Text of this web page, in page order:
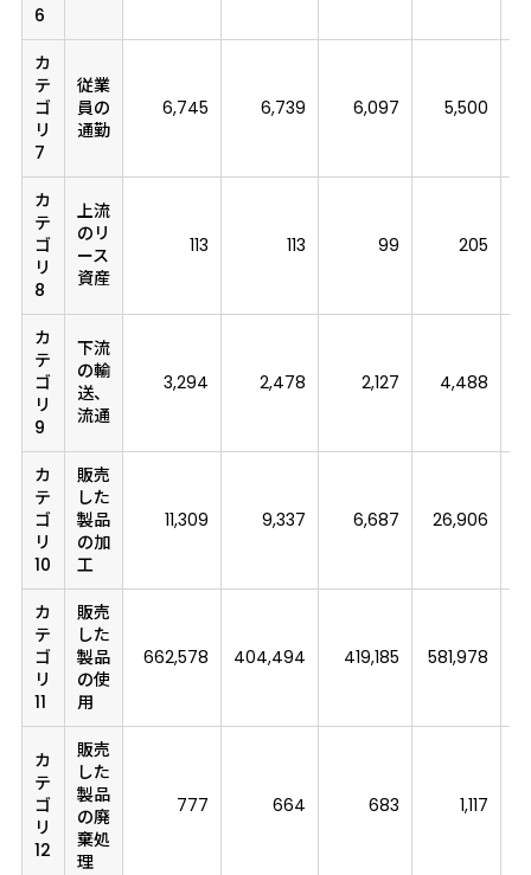
6
カ
テ
ゴ
リ
7
従業
員の
通勤
6,745 6,739 6,097 5,500
カ
テ
ゴ
リ
8
上流
のリ
ース
資産
113 113 99 205
カ
テ
ゴ
リ
9
下流
の輸
送、
流通
3,294 2,478 2,127 4,488
カ
テ
ゴ
リ
10
販売
した
製品
の加
工
11,309 9,337 6,687 26,906
カ
テ
ゴ
リ
11
販売
した
製品
の使
用
662,578 404,494 419,185 581,978
カ
テ
ゴ
リ
12
販売
した
製品
の廃
棄処
理
777 664 683 1,117